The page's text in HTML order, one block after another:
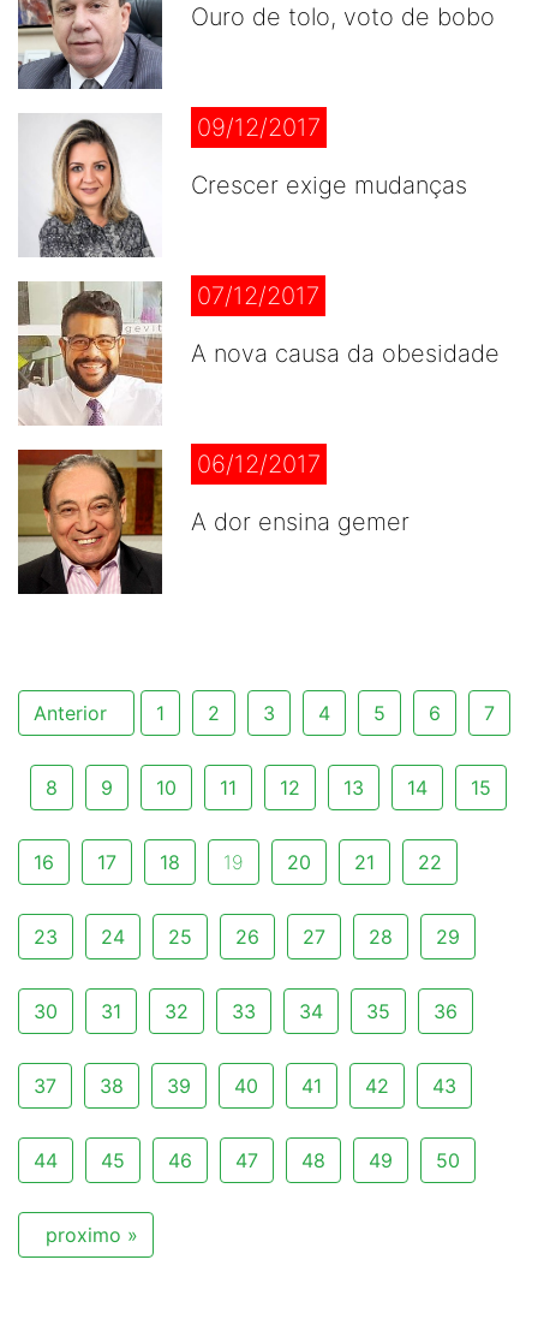
Ouro de tolo, voto de bobo
09/12/2017
Crescer exige mudanças
07/12/2017
A nova causa da obesidade
06/12/2017
A dor ensina gemer
Anterior 1 2 3 4 5 6 7
8 9 10 11 12 13 14 15
16 17 18 19 20 21 22
23 24 25 26 27 28 29
30 31 32 33 34 35 36
37 38 39 40 41 42 43
44 45 46 47 48 49 50
proximo »